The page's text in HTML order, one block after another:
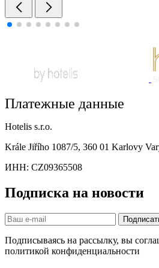
Платежные данные
Hotelis s.r.o.
Krále Jiřího 1087/5, 360 01 Karlovy
ИНН: CZ09365508
Подписка на новости
Подписываясь на рассылку, вы
политикой конфиденциальности